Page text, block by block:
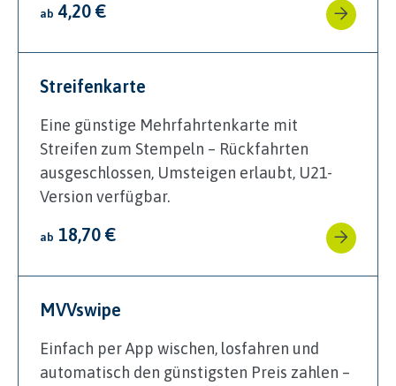
ab 4,20 €
Streifenkarte
Eine günstige Mehrfahrtenkarte mit
Streifen zum Stempeln – Rückfahrten
ausgeschlossen, Umsteigen erlaubt, U21-
Version verfügbar.
ab 18,70 €
MVVswipe
Einfach per App wischen, losfahren und
automatisch den günstigsten Preis zahlen –